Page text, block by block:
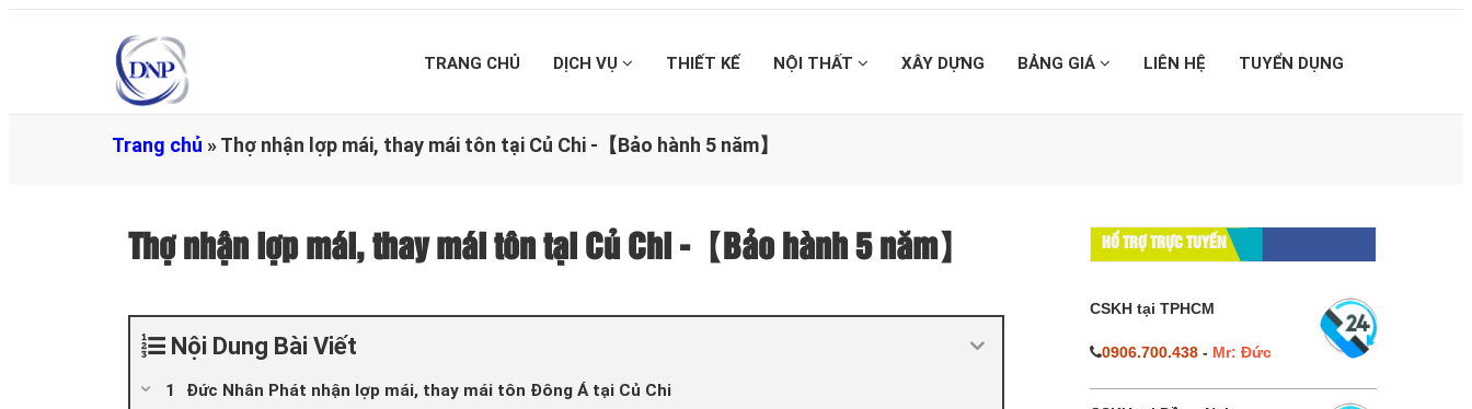
TRANG CHỦ DỊCH VỤ THIẾT KẾ NỘI THẤT XÂY DỰNG BẢNG GIÁ LIÊN HỆ TUYỂN DỤNG
Trang chủ »Thợ nhận lợp mái, thay mái tôn tại Củ Chi -【Bảo hành 5 năm】
Thợ nhận lợp mái, thay mái tôn tại Củ Chi -【Bảo hành 5 năm】
Nội Dung Bài Viết
Đức Nhân Phát nhận lợp mái, thay mái tôn Đông Á tại Củ Chi
HỔ TRỢ TRỰC TUYẾN
CSKH tại TPHCM
0906.700.438- Mr: Đức